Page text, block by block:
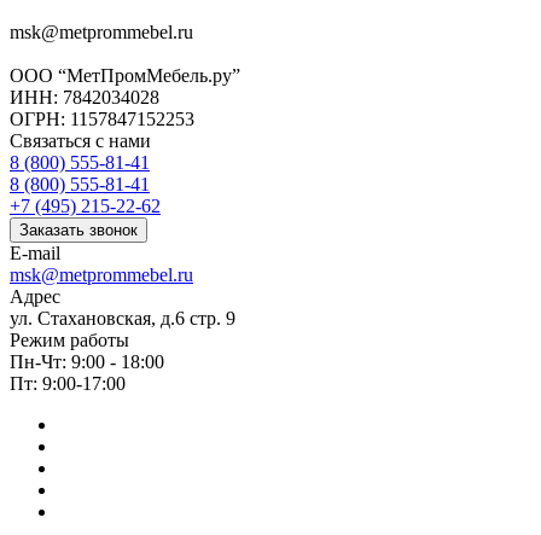
msk@metprommebel.ru
ООО “МетПромМебель.ру”
ИНН: 7842034028
ОГРН: 1157847152253
Связаться с нами
8 (800) 555-81-41
8 (800) 555-81-41
+7 (495) 215-22-62
Заказать звонок
E-mail
msk@metprommebel.ru
Адрес
ул. Стахановская, д.6 стр. 9
Режим работы
Пн-Чт: 9:00 - 18:00
Пт: 9:00-17:00